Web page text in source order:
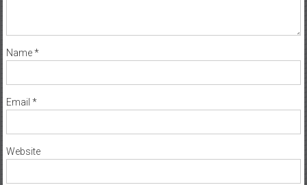
Name*
Email *
Website